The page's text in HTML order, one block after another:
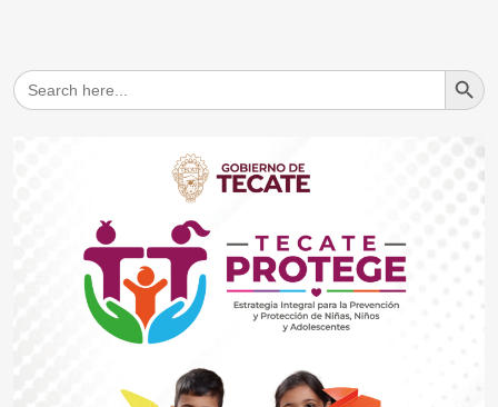
Search
for:
Search